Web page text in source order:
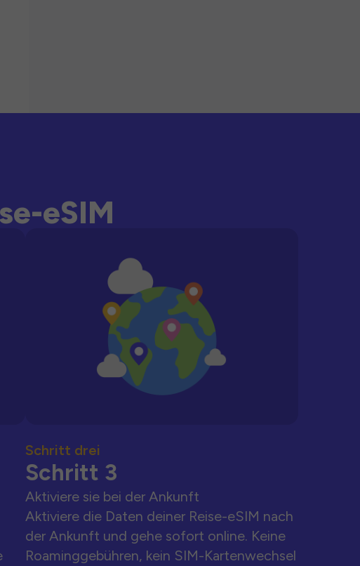
eSIM
Schritt drei
Schritt 3
Aktiviere sie bei der Ankunft
Aktiviere die Daten deiner Reise-eSIM nach
der Ankunft und gehe sofort online. Keine
Roaminggebühren, kein SIM-Kartenwechsel